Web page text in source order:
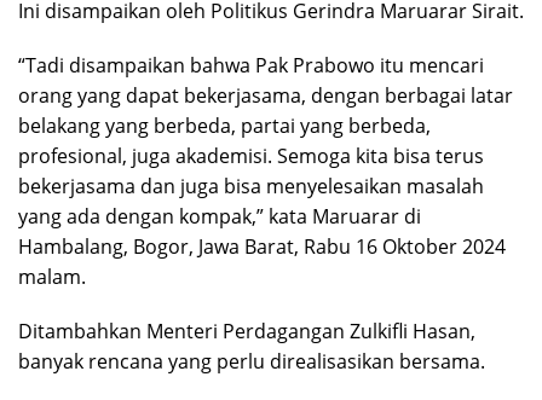
Ini disampaikan oleh Politikus Gerindra Maruarar Sirait.
“Tadi disampaikan bahwa Pak Prabowo itu mencari
orang yang dapat bekerjasama, dengan berbagai latar
belakang yang berbeda, partai yang berbeda,
profesional, juga akademisi. Semoga kita bisa terus
bekerjasama dan juga bisa menyelesaikan masalah
yang ada dengan kompak,” kata Maruarar di
Hambalang, Bogor, Jawa Barat, Rabu 16 Oktober 2024
malam.
Ditambahkan Menteri Perdagangan Zulkifli Hasan,
banyak rencana yang perlu direalisasikan bersama.